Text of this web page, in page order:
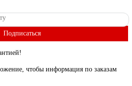
Подписаться
чтобы информация по заказам